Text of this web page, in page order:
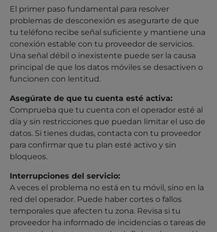
El primer paso fundamental para resolver
problemas de desconexión es asegurarte de que
tu teléfono recibe señal suficiente y mantiene una
conexión estable con tu proveedor de servicios.
Una señal débil o inexistente puede ser la causa
principal de que los datos móviles se desactiven o
funcionen con lentitud.
Asegúrate de que tu cuenta esté activa:
Comprueba que tu cuenta con el operador esté al
día y sin restricciones que puedan limitar el uso de
datos. Si tienes dudas, contacta con tu proveedor
para confirmar que tu plan esté activo y sin
bloqueos.
Interrupciones del servicio:
A veces el problema no está en tu móvil, sino en la
red del operador. Puede haber cortes o fallos
temporales que afecten tu zona. Revisa si tu
proveedor ha informado de incidencias o tareas de